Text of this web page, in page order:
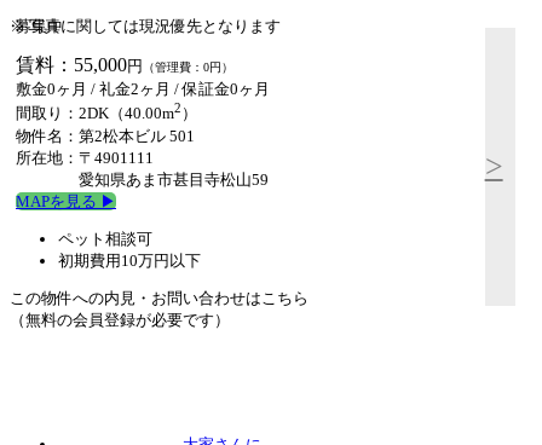
募集中
>
※ 写真に関しては現況優先となります
賃料：55,000円 （管理費：0円）
敷金0ヶ月 / 礼金2ヶ月 /保証金0ヶ月
間取り：2DK（40.00m2 ）
物件名：第2松本ビル 501
所在地：〒4901111
愛知県あま市甚目寺松山59
MAPを見る ▶︎
ペット相談可
初期費用10万円以下
この物件への内見・お問い合わせはこちら
（無料の会員登録が必要です）